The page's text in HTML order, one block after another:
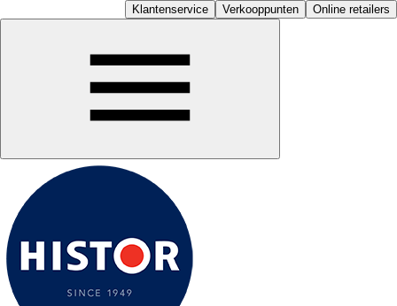
Klantenservice Verkooppunten Online retailers